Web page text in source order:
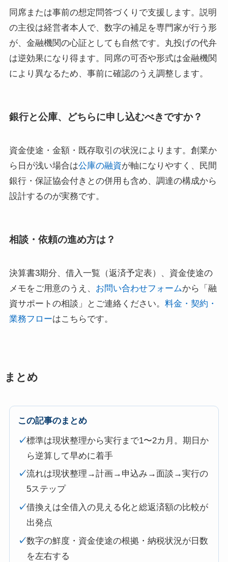
同席または事前の想定問答づくりで支援します。説明
の主役は経営者本人で、数字の補足を専門家が行う形
が、金融機関の心証としても自然です。丸投げの代弁
は逆効果になり得ます。同席の可否や形式は金融機関
により異なるため、事前に確認のうえ調整します。
銀行と公庫、どちらに申し込むべきですか？
資金使途・金額・既存取引の状況によります。創業か
ら日が浅い場合は公庫の融資が軸になりやすく、民間
銀行・保証協会付きとの併用も含め、調達の構成から
設計するのが実務です。
相談・依頼の進め方は？
決算書3期分、借入一覧（返済予定表）、資金使途の
メモをご用意のうえ、 お問い合わせフォームから「融
資サポートの相談」とご連絡ください。 料金・契約・
業務フローはこちらです。
まとめ
この記事のまとめ
✓標準は現状整理から実行まで1〜2カ月。期日か
ら逆算して早めに着手
✓流れは現状整理→計画→申込み→面談→実行の
5ステップ
✓借換えは全借入の見える化と総返済額の比較が
出発点
✓数字の鮮度・資金使途の根拠・納税状況が日数
を左右する